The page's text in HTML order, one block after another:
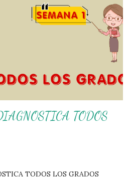
con fines educativos,
☺️ Obtén documento completo
Diseño del Programa Analítico
TODOS
TODOS LOS GRADOS